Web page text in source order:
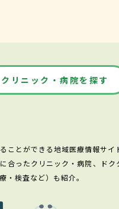
クリニック・病院を探す
とができる地域医療情報サイ
ったクリニック・病院、ドク
検査など）も紹介。